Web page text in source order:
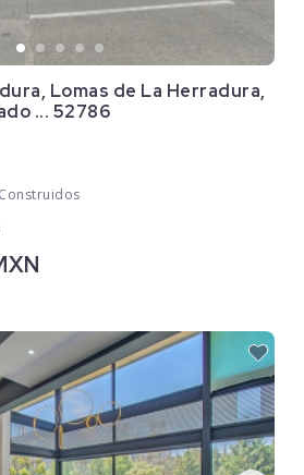
Lomas de La Herradura,
... 52786